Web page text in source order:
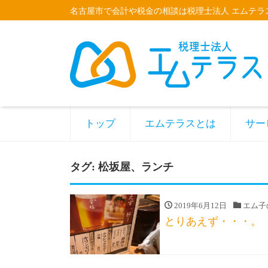
名古屋市で会計や税金の相談は税理士法人 エムテ
トップ エムテラスとは サー
タグ: 松坂屋、ランチ
2019年6月12日 エム子
とりあえず・・・。